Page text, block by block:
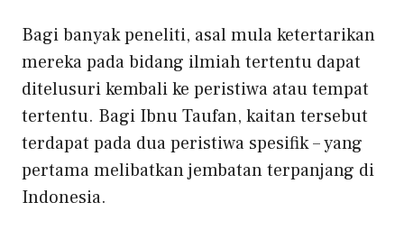
Bagi banyak peneliti, asal mula ketertarikan
mereka pada bidang ilmiah tertentu dapat
ditelusuri kembali ke peristiwa atau tempat
tertentu. Bagi Ibnu Taufan, kaitan tersebut
terdapat pada dua peristiwa spesifik – yang
pertama melibatkan jembatan terpanjang di
Indonesia.